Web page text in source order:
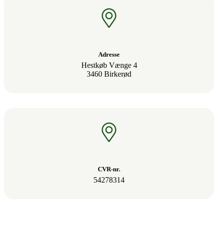
Adresse
Hestkøb Vænge 4
3460 Birkerød
CVR-nr.
54278314